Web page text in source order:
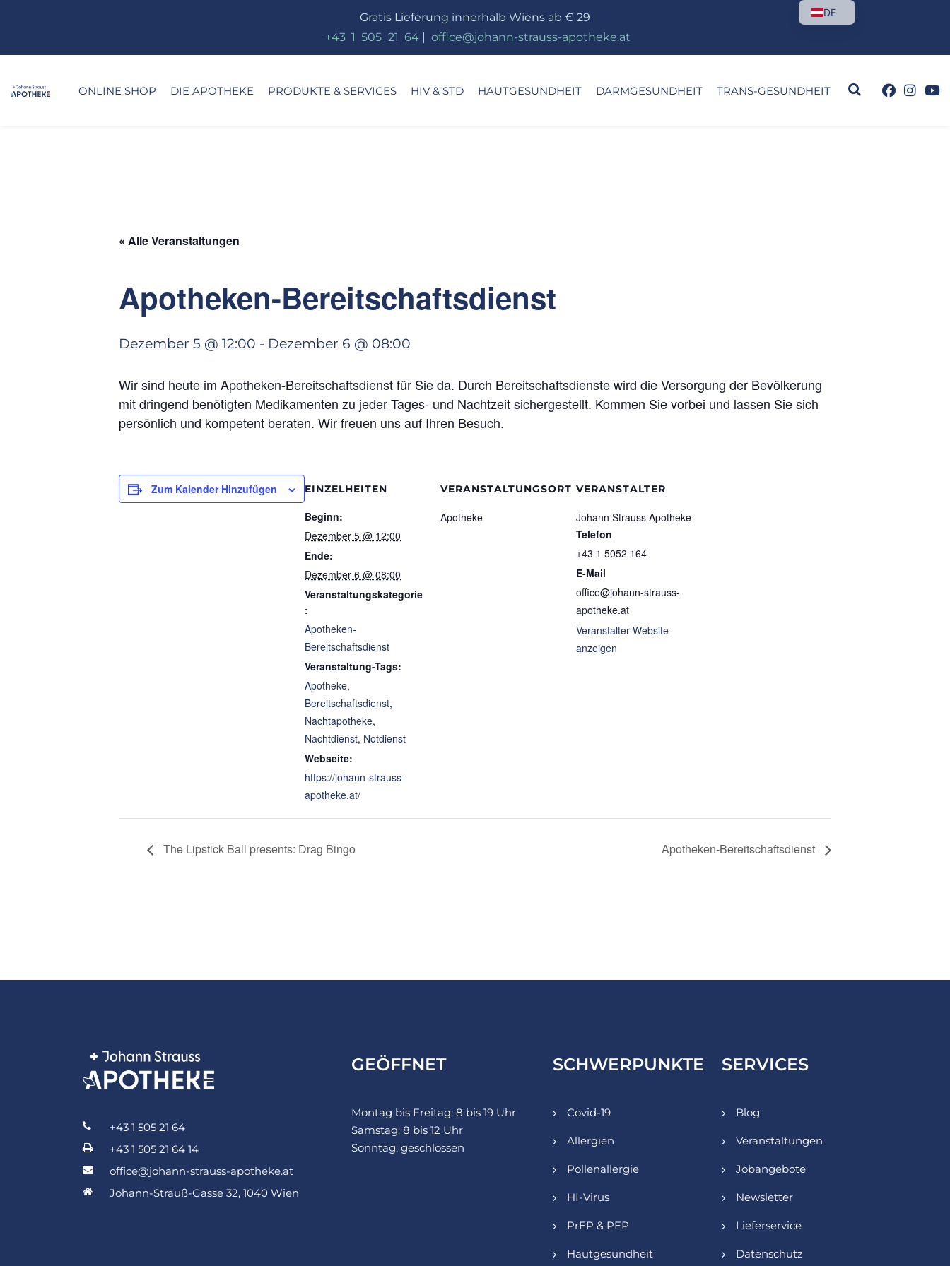
Gratis Lieferung innerhalb Wiens ab € 29
+43 1 505 21 64 office@johann-strauss-apotheke.at
ONLINE SHOP DIE APOTHEKE PRODUKTE & SERVICES HIV & STD HAUTGESUNDHEIT DARMGESUNDHEIT TRANS-GESUNDHEIT
« Alle Veranstaltungen
Apotheken-Bereitschaftsdienst
Dezember 5 @ 12:00 - Dezember 6 @ 08:00
Wir sind heute im Apotheken-Bereitschaftsdienst für Sie da. Durch Bereitschaftsdienste wird die Versorgung der Bevölkerung
mit dringend benötigten Medikamenten zu jeder Tages- und Nachtzeit sichergestellt. Kommen Sie vorbei und lassen Sie sich
persönlich und kompetent beraten. Wir freuen uns auf Ihren Besuch.
Zum Kalender Hinzufügen EINZELHEITEN
Beginn:
Dezember 5 @ 12:00
Ende:
Dezember 6 @ 08:00
Veranstaltungskategorie
:
Apotheken-
Bereitschaftsdienst
Veranstaltung-Tags:
Apotheke,
Bereitschaftsdienst,
Nachtapotheke,
Nachtdienst, Notdienst
Webseite:
https://johann-strauss-
apotheke.at/
VERANSTALTUNGSORT
Apotheke
VERANSTALTER
Johann Strauss Apotheke
Telefon
+43 1 5052 164
E-Mail
office@johann-strauss-
apotheke.at
Veranstalter-Website
anzeigen
The Lipstick Ball presents: Drag Bingo Apotheken-Bereitschaftsdienst
+43 1 505 21 64
+43 1 505 21 64 14
office@johann-strauss-apotheke.at
Johann-Strauß-Gasse 32, 1040 Wien
GEÖFFNET
Montag bis Freitag: 8 bis 19 Uhr
Samstag: 8 bis 12 Uhr
Sonntag: geschlossen
SCHWERPUNKTE
Covid-19
Allergien
Pollenallergie
HI-Virus
PrEP & PEP
Hautgesundheit
SERVICES
Blog
Veranstaltungen
Jobangebote
Newsletter
Lieferservice
Datenschutz
DE